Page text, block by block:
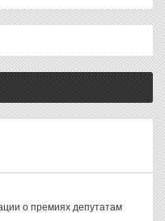
о премиях депутатам